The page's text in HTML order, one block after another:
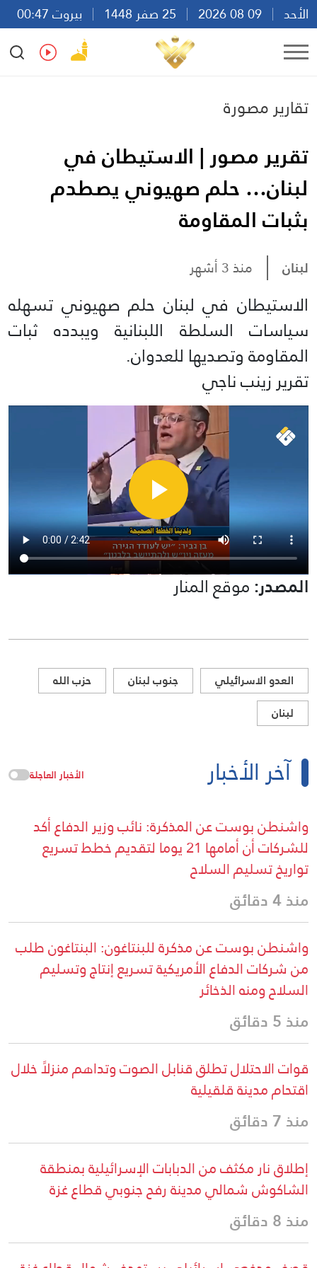
الأحد
بيروت 00:47
Ar
En Fr Es
تقارير مصورة
تقرير مصور | الاستيطان في
لبنان… حلم صهيوني يصطدم
بثبات المقاومة
لبنان منذ 3 أشهر
الاستيطان في لبنان حلم صهيوني تسهله
سياسات السلطة اللبنانية ويبدده ثبات
المقاومة وتصديها للعدوان.
تقرير زينب ناجي
المصدر:موقع المنار
العدو الاسرائيلي جنوب لبنان
حزب الله
لبنان
آخر الأخبار الأخبار العاجلة
واشنطن بوست عن المذكرة: نائب وزير الدفاع أكد
للشركات أن أمامها 21 يوما لتقديم خطط تسريع
تواريخ تسليم السلاح
منذ 4 دقائق
واشنطن بوست عن مذكرة للبنتاغون: البنتاغون طلب
من شركات الدفاع الأمريكية تسريع إنتاج وتسليم
السلاح ومنه الذخائر
منذ 5 دقائق
قوات الاحتلال تطلق قنابل الصوت وتداهم منزلاً خلال
اقتحام مدينة قلقيلية
منذ 7 دقائق
إطلاق نار مكثف من الدبابات الإسرائيلية بمنطقة
الشاكوش شمالي مدينة رفح جنوبي قطاع غزة
منذ 8 دقائق